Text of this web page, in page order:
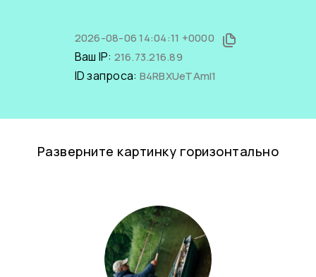
2026-08-06 14:04:11 +0000
Ваш IP: 216.73.216.89
ID запроса: B4RBXUeTAmI1
Разверните картинку горизонтально